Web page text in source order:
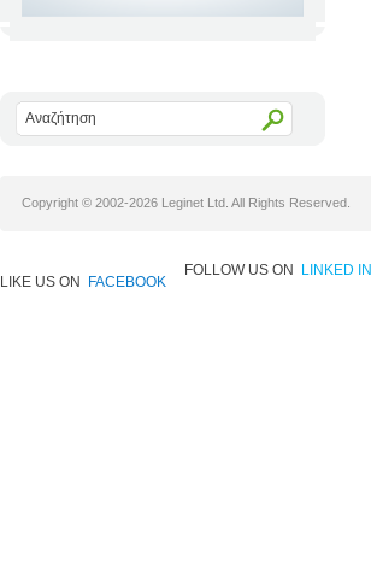
Copyright © 2002-2026 Leginet Ltd. All Rights Reserved.
LIKE US ON FACEBOOK
FOLLOW US ON LINKED IN